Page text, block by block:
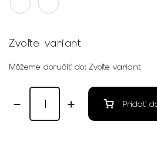
Zvoľte variant
Môžeme doručiť do: Zvoľte variant
Pridať